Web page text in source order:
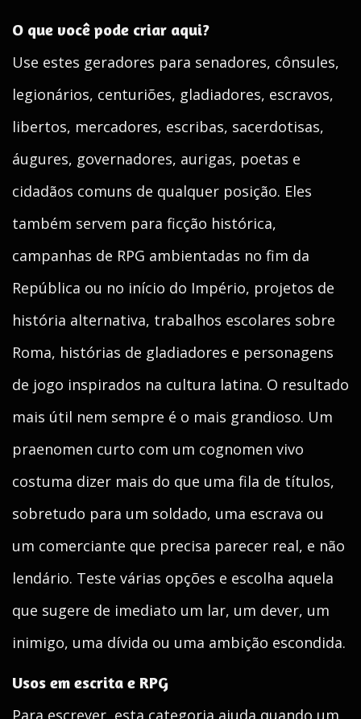
O que você pode criar aqui?
Use estes geradores para senadores, cônsules,
legionários, centuriões, gladiadores, escravos,
libertos, mercadores, escribas, sacerdotisas,
áugures, governadores, aurigas, poetas e
cidadãos comuns de qualquer posição. Eles
também servem para ficção histórica,
campanhas de RPG ambientadas no fim da
República ou no início do Império, projetos de
história alternativa, trabalhos escolares sobre
Roma, histórias de gladiadores e personagens
de jogo inspirados na cultura latina. O resultado
mais útil nem sempre é o mais grandioso. Um
praenomen curto com um cognomen vivo
costuma dizer mais do que uma fila de títulos,
sobretudo para um soldado, uma escrava ou
um comerciante que precisa parecer real, e não
lendário. Teste várias opções e escolha aquela
que sugere de imediato um lar, um dever, um
inimigo, uma dívida ou uma ambição escondida.
Usos em escrita e RPG
Para escrever, esta categoria ajuda quando um